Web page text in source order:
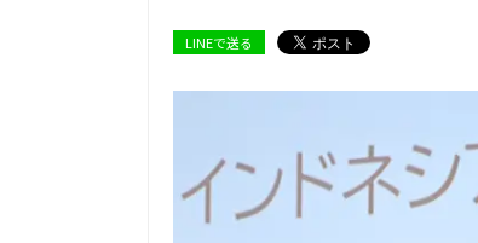
LINEで送る